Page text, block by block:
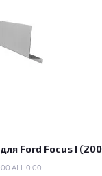
для Ford Focus I